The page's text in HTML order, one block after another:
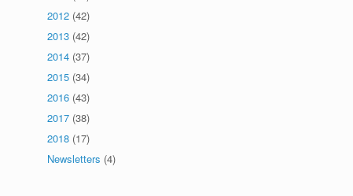
2012 (42)
2013 (42)
2014 (37)
2015 (34)
2016 (43)
2017 (38)
2018 (17)
Newsletters (4)